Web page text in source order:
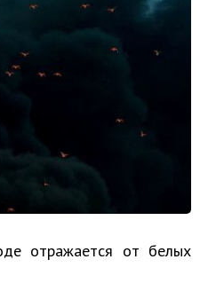
отражается от белых